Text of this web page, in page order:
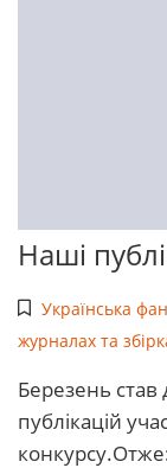
Наші
Українська
журналах та
Березень
публікацій